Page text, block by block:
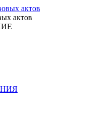
актов